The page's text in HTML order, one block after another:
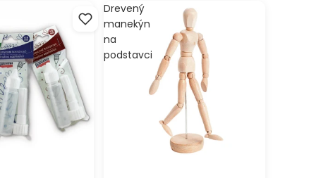
Drevený
manekýn
na
podstavci